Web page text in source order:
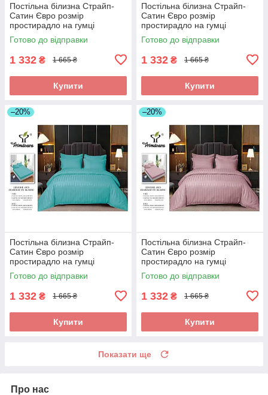
Постільна білизна Страйп-
Сатин Євро розмір
простирадло на гумці
180*200+25см Висока якість
Готово до відправки
1 332 ₴ 1 665 ₴
Купити
Постільна білизна Страйп-
Сатин Євро розмір
простирадло на гумці
180*200+25см Висока якість
Готово до відправки
1 332 ₴ 1 665 ₴
Купити
–20%
Постільна білизна Страйп-
Сатин Євро розмір
простирадло на гумці
180*200+25см Висока якість
Готово до відправки
1 332 ₴ 1 665 ₴
Купити
–20%
Постільна білизна Страйп-
Сатин Євро розмір
простирадло на гумці
180*200+25см Висока якість
Готово до відправки
1 332 ₴ 1 665 ₴
Купити
Показати ще
Про нас